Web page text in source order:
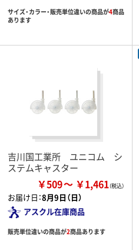
サイズ・カラー・販売単位違いの商品が4商品
あります
吉川国工業所 ユニコム シ
ステムキャスター
￥509 ￥1,461
お届け日：8月9日（日）
アスクル在庫商品
販売単位違いの商品が2商品あります